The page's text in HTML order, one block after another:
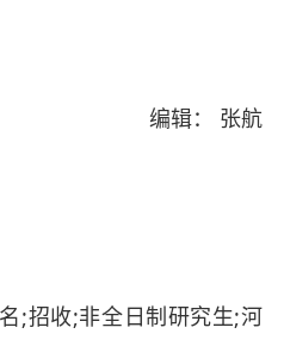
编辑： 张航
;招收;非全日制研究生;河